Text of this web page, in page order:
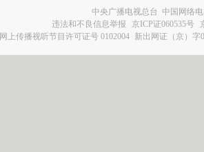
中央广播电视总台 中国网络
违法和不良信息举报
京ICP证060535号
网上传播视听节目许可证号 0102004 新出网证（京）